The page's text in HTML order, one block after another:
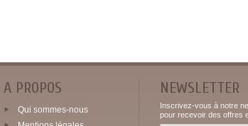
A PROPOS
Qui sommes-nous
NEWSLETTER
Inscrivez-vous à notre
pour recevoir des offres